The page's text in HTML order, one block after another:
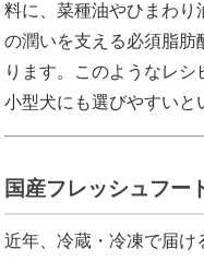
料に、菜種油やひまわり
の潤いを支える必須脂肪
ります。このようなレ
小型犬にも選びやすいと
国産フレッシュフー
近年、冷蔵・冷凍で届け